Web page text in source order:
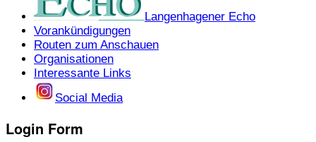
Langenhagener Echo
Vorankündigungen
Routen zum Anschauen
Organisationen
Interessante Links
Social Media
Login Form